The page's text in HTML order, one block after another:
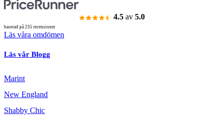
4.5 av 5.0
baserad på 235 recensioner
Läs våra omdömen
Läs vår Blogg
Marint
New England
Shabby Chic